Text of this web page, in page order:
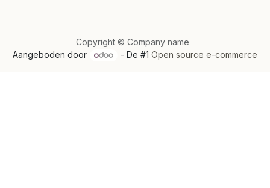
Copyright © Company name
Aangeboden door
- De #1Open source e-commerce